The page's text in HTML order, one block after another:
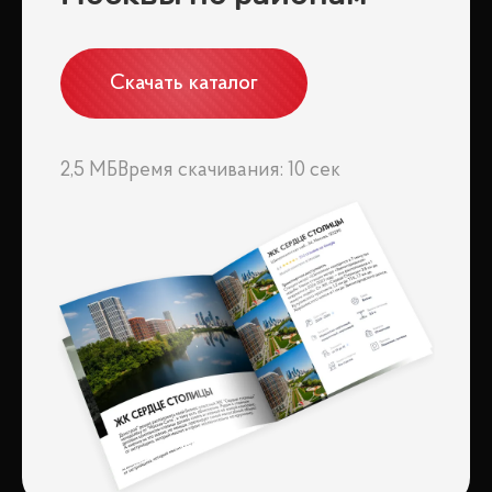
Country Club — загородный отель-клуб, предлагающий
разнообразие спортивных и развлекательных мероприятий. Здесь
проходят винные дегустации, музыкальные вечера, спортивные
соревнования и трансляции, что способствует формированию
Современные удобства и безопасность
Для обеспечения комфорта и безопасности жителей в поселке
функционируют службы эксплуатации и сервиса, а также
профессиональная служба безопасности.
Заключение
ВЕЛИЧЪ — это не просто место для жизни, это уникальная
гармония природы и современных удобств, где каждый найдет что-
то для себя. Здесь вы сможете наслаждаться высоким качеством
жизни, окружающей природой и богатым культурным наследием.
Скачать каталог
2,5 МБ Время скачивания: 10 сек